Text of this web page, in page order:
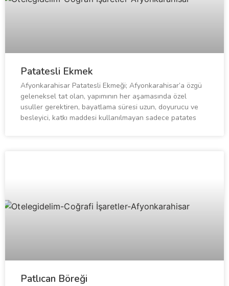
Patatesli Ekmek
Afyonkarahisar Patatesli Ekmeği; Afyonkarahisar’a özgü
geleneksel tat olan, yapımının her aşamasında özel
usuller gerektiren, bayatlama süresi uzun, doyurucu ve
besleyici, katkı maddesi kullanılmayan sadece patates
Patlıcan Böreği